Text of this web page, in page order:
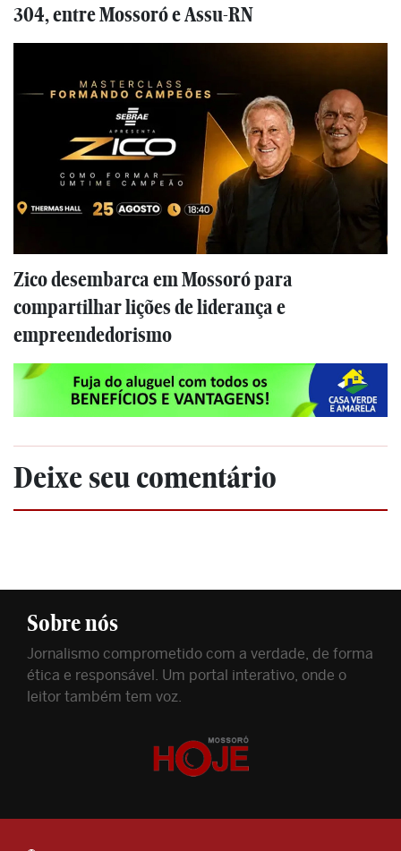
304, entre Mossoró e Assu-RN
Zico desembarca em Mossoró para
compartilhar lições de liderança e
empreendedorismo
Deixe seu comentário
Sobre nós
Jornalismo comprometido com a verdade, de forma
ética e responsável. Um portal interativo, onde o
leitor também tem voz.